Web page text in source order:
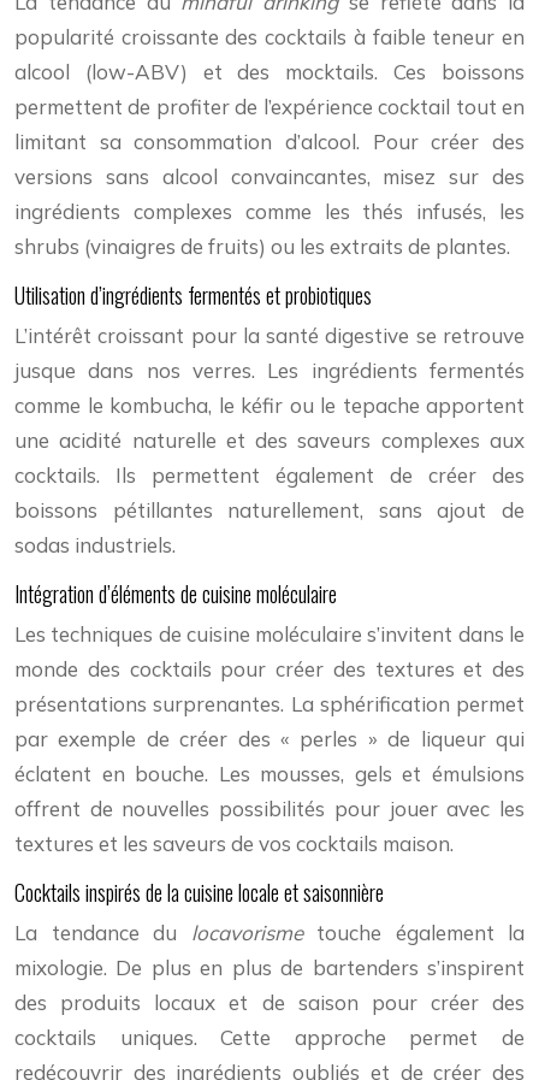
popularité croissante des cocktails à faible teneur en
alcool (low-ABV) et des mocktails. Ces boissons
permettent de profiter de l’expérience cocktail tout en
limitant sa consommation d’alcool. Pour créer des
versions sans alcool convaincantes, misez sur des
ingrédients complexes comme les thés infusés, les
shrubs (vinaigres de fruits) ou les extraits de plantes.
Utilisation d’ingrédients fermentés et probiotiques
L’intérêt croissant pour la santé digestive se retrouve
jusque dans nos verres. Les ingrédients fermentés
comme le kombucha, le kéfir ou le tepache apportent
une acidité naturelle et des saveurs complexes aux
cocktails. Ils permettent également de créer des
boissons pétillantes naturellement, sans ajout de
sodas industriels.
Intégration d’éléments de cuisine moléculaire
Les techniques de cuisine moléculaire s’invitent dans le
monde des cocktails pour créer des textures et des
présentations surprenantes. La sphérification permet
par exemple de créer des « perles » de liqueur qui
éclatent en bouche. Les mousses, gels et émulsions
offrent de nouvelles possibilités pour jouer avec les
textures et les saveurs de vos cocktails maison.
Cocktails inspirés de la cuisine locale et saisonnière
La tendance du locavorisme touche également la
mixologie. De plus en plus de bartenders s’inspirent
des produits locaux et de saison pour créer des
cocktails uniques. Cette approche permet de
redécouvrir des ingrédients oubliés et de créer des